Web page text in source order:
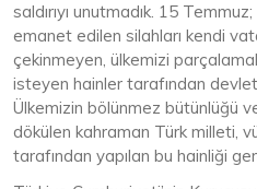
saldırıyı unutmadık. 15
emanet edilen silahları kendi
çekinmeyen, ülkemizi
isteyen hainler tarafından
Ülkemizin bölünmez bütünlüğü
dökülen kahraman Türk milleti,
tarafından yapılan bu hainliği